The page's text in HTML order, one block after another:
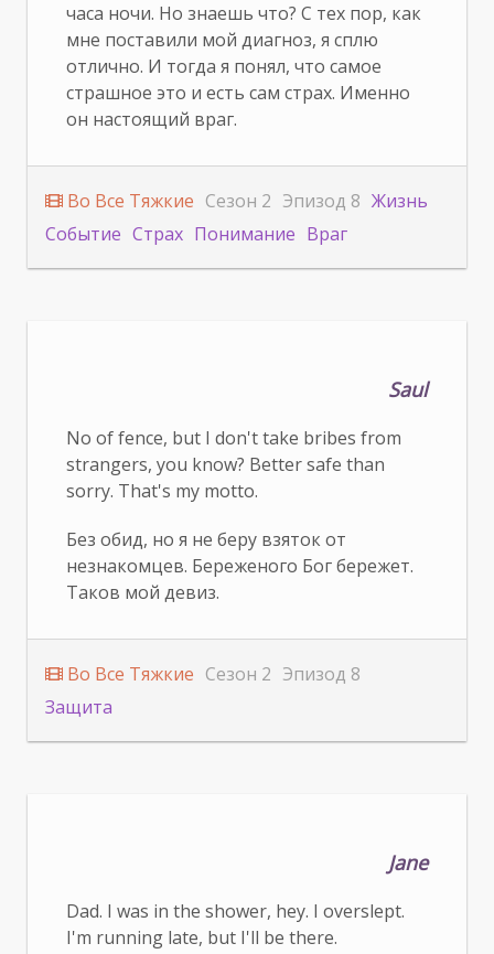
часа ночи. Но знаешь что? С тех пор, как
мне поставили мой диагноз, я сплю
отлично. И тогда я понял, что самое
страшное это и есть сам страх. Именно
он настоящий враг.
Во Все Тяжкие Сезон 2 Эпизод 8 Жизнь
Событие Страх Понимание Враг
Saul
No of fence, but I don't take bribes from
strangers, you know? Better safe than
sorry. That's my motto.
Без обид, но я не беру взяток от
незнакомцев. Береженого Бог бережет.
Таков мой девиз.
Во Все Тяжкие Сезон 2 Эпизод 8
Защита
Jane
Dad. I was in the shower, hey. I overslept.
I'm running late, but I'll be there.